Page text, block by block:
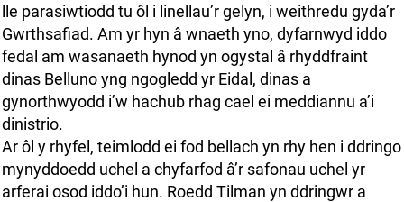
lle parasiwtiodd tu ôl i linellau’r gelyn, i weithredu gyda’r
Gwrthsafiad. Am yr hyn â wnaeth yno, dyfarnwyd iddo
fedal am wasanaeth hynod yn ogystal â rhyddfraint
dinas Belluno yng ngogledd yr Eidal, dinas a
gynorthwyodd i’w hachub rhag cael ei meddiannu a’i
dinistrio.
Ar ôl y rhyfel, teimlodd ei fod bellach yn rhy hen i ddringo
mynyddoedd uchel a chyfarfod â’r safonau uchel yr
arferai osod iddo’i hun. Roedd Tilman yn ddringwr a